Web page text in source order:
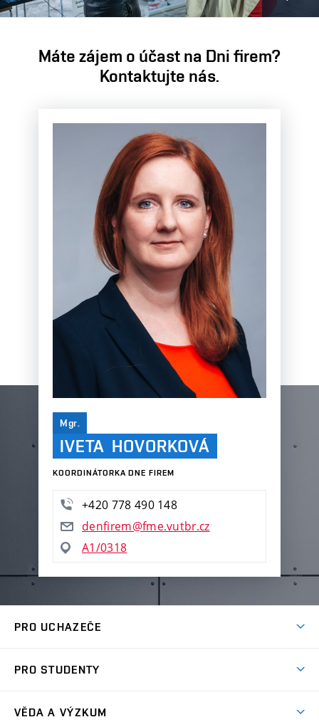
Máte zájem o účast na Dni firem?
Kontaktujte nás.
Mgr.
IVETA HOVORKOVÁ
KOORDINÁTORKA DNE FIREM
+420 778 490 148
denfirem@fme.vutbr.cz
A1/0318
PRO UCHAZEČE
Ambasadoři studia
PRO STUDENTY
VĚDA A VÝZKUM